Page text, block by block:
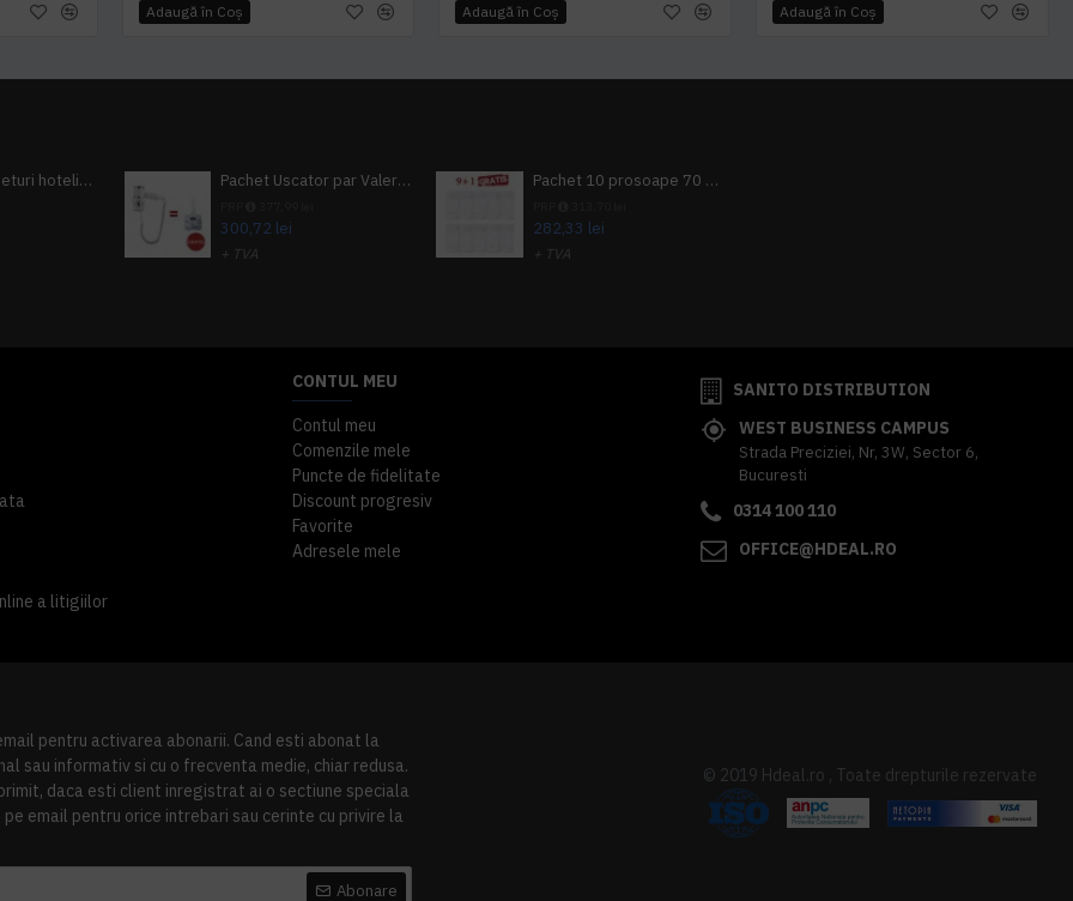
Adaugă în Coş Adaugă în Coş Adaugă în Coş
Pachet 100 seturi hoteliere, set dentar, set barbierit, casca de dus, pila unghii, set cusut Pachet Uscator par Valera Action Super Plus + GRATUIT Sampon si gel de dus Tork
300,72 lei
+ TVA
Pachet 10 prosoape 70 x 140cm 9 + 1 gratuit
282,33 lei
+ TVA
a litigiilor
CONTUL MEU
Contul meu
Comenzile mele
Puncte de fidelitate
Discount progresiv
Favorite
Adresele mele
SANITO DISTRIBUTION
WEST BUSINESS CAMPUS
Strada Preciziei, Nr, 3W, Sector 6,
Bucuresti
0314 100 110
OFFICE@HDEAL.RO
pentru activarea abonarii. Cand esti abonat la
sau informativ si cu o frecventa medie, chiar redusa.
daca esti client inregistrat ai o sectiune speciala
email pentru orice intrebari sau cerinte cu privire la
Abonare
© 2019 Hdeal.ro , Toate drepturile rezervate